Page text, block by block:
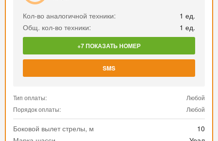
Кол-во аналогичной техники:
1 ед.
Общ. кол-во техники:
1 ед.
+7 ПОКАЗАТЬ НОМЕР
SMS
Тип оплаты:
Любой
Порядок оплаты:
Любой
Боковой вылет стрелы, м
10